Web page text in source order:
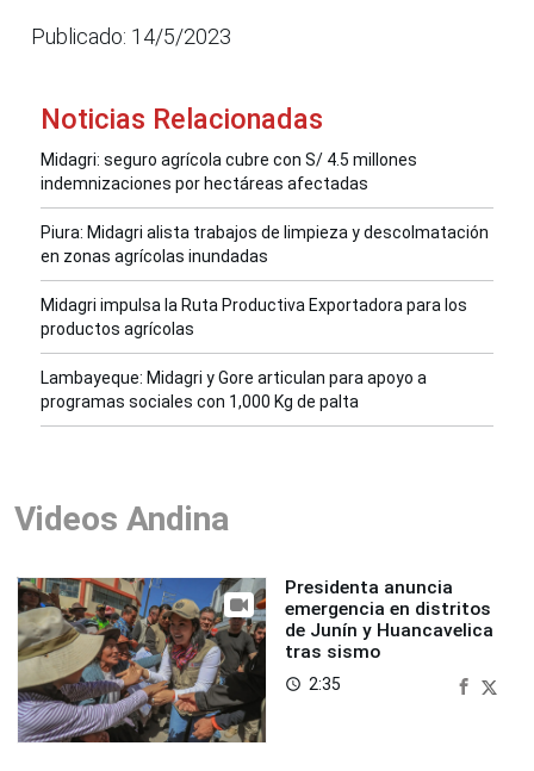
Publicado: 14/5/2023
Noticias Relacionadas
Midagri: seguro agrícola cubre con S/ 4.5 millones
indemnizaciones por hectáreas afectadas
Piura: Midagri alista trabajos de limpieza y descolmatación
en zonas agrícolas inundadas
Midagri impulsa la Ruta Productiva Exportadora para los
productos agrícolas
Lambayeque: Midagri y Gore articulan para apoyo a
programas sociales con 1,000 Kg de palta
Videos Andina
Presidenta anuncia
emergencia en distritos
de Junín y Huancavelica
tras sismo
access_time 2:35